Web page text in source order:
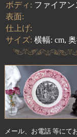
ボディ: ファイアン
表面:
仕上げ:
サイズ: 横幅: cm,
メール、お電話 等にて